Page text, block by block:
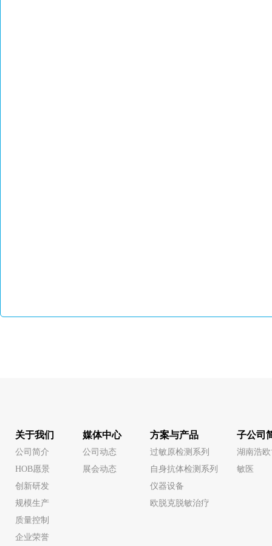
关于我们
公司简介
HOB愿景
创新研发
规模生产
质量控制
企业荣誉
媒体中心
公司动态
展会动态
方案与产品
过敏原检测系列
自身抗体检测系列
仪器设备
欧脱克脱敏治疗
子公司
湖南浩
敏医